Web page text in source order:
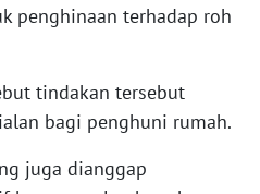
penghinaan terhadap roh
tindakan tersebut
bagi penghuni rumah.
juga dianggap